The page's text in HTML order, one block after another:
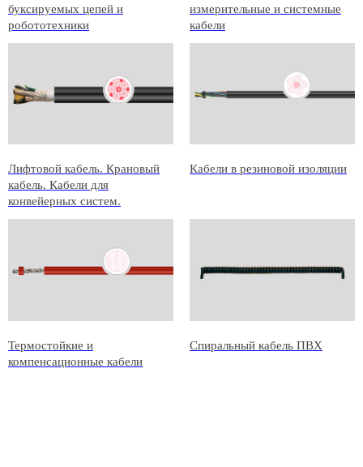
буксируемых цепей и
робототехники
измерительные и системные
кабели
Лифтовой кабель. Крановый
кабель. Кабели для
конвейерных систем.
Кабели в резиновой изоляции
Термостойкие и
компенсационные кабели
Спиральный кабель ПВХ